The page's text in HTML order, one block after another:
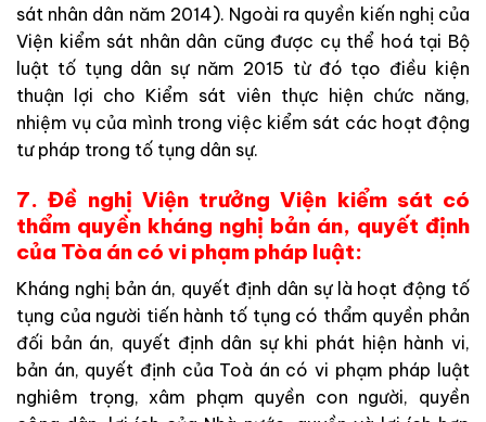
sát nhân dân năm 2014). Ngoài ra quyền kiến nghị của
Viện kiểm sát nhân dân cũng được cụ thể hoá tại Bộ
luật tố tụng dân sự năm 2015 từ đó tạo điều kiện
thuận lợi cho Kiểm sát viên thực hiện chức năng,
nhiệm vụ của mình trong việc kiểm sát các hoạt động
tư pháp trong tố tụng dân sự.
7. Đề nghị Viện trưởng Viện kiểm sát có
thẩm quyền kháng nghị bản án, quyết định
của Tòa án có vi phạm pháp luật:
Kháng nghị bản án, quyết định dân sự là hoạt động tố
tụng của người tiến hành tố tụng có thẩm quyền phản
đối bản án, quyết định dân sự khi phát hiện hành vi,
bản án, quyết định của Toà án có vi phạm pháp luật
nghiêm trọng, xâm phạm quyền con người, quyền